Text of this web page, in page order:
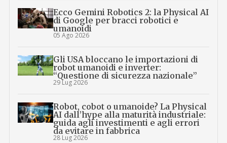
Ecco Gemini Robotics 2: la Physical AI
di Google per bracci robotici e
umanoidi
05 Ago 2026
Gli USA bloccano le importazioni di
robot umanoidi e inverter:
“Questione di sicurezza nazionale”
29 Lug 2026
Robot, cobot o umanoide? La Physical
AI dall’hype alla maturità industriale:
guida agli investimenti e agli errori
da evitare in fabbrica
28 Lug 2026